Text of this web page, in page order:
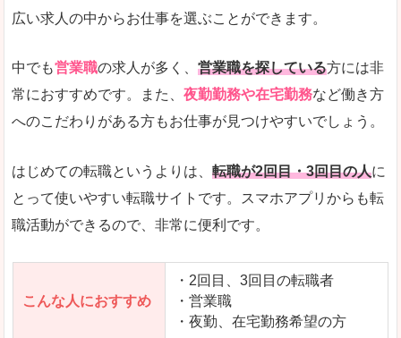
エンジニア職の求人においては、ほかにない専門
求人数が少ないので、逆に探しやすいといった一
求人を含んだページを見てみる
広い求人の中からお仕事を選ぶことができます。
中でも営業職の求人が多く、 営業職を探している方には非
常におすすめです。また、 夜勤勤務や在宅勤務など働き方
へのこだわりがある方もお仕事が見つけやすいでしょう。
はじめての転職というよりは、 転職が2回目・3回目の人に
とって使いやすい転職サイトです。スマホアプリからも転
職活動ができるので、非常に便利です。
こんな人におすすめ
・2回目、3回目の転職者
・営業職
・夜勤、在宅勤務希望の方